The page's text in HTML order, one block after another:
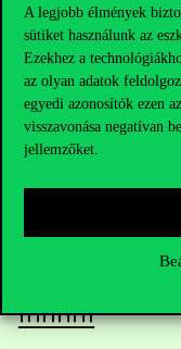
A legjobb élmények
sütiket használunk az
Ezekhez a
az olyan adatok
egyedi azonosítók ezen
visszavonása negatívan
jellemzőket.
Párkányi Áron(